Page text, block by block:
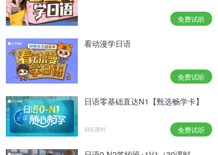
免费试听
看动漫学日语
免费试听
日语零基础直达N1【甄选畅学卡】
866课时 免费试听